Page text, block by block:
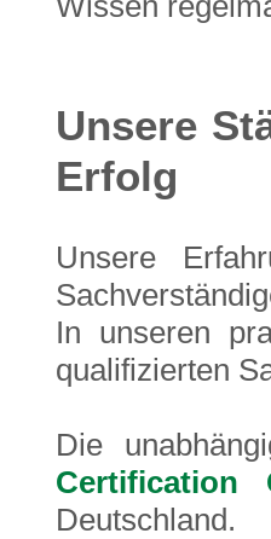
Unsere
Erfolg
Unsere
In unseren
qualifizierten
Die
Certification
Deutschland.